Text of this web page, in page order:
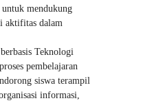
mendukung
aktifitas dalam
Teknologi
pembelajaran
siswa terampil
informasi,